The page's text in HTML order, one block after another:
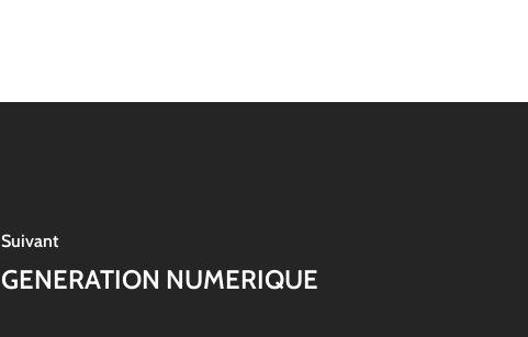
Suivant
GENERATION NUMERIQUE